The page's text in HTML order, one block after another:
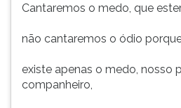
Cantaremos o medo, que
não cantaremos o ódio
existe apenas o medo, nosso
companheiro,